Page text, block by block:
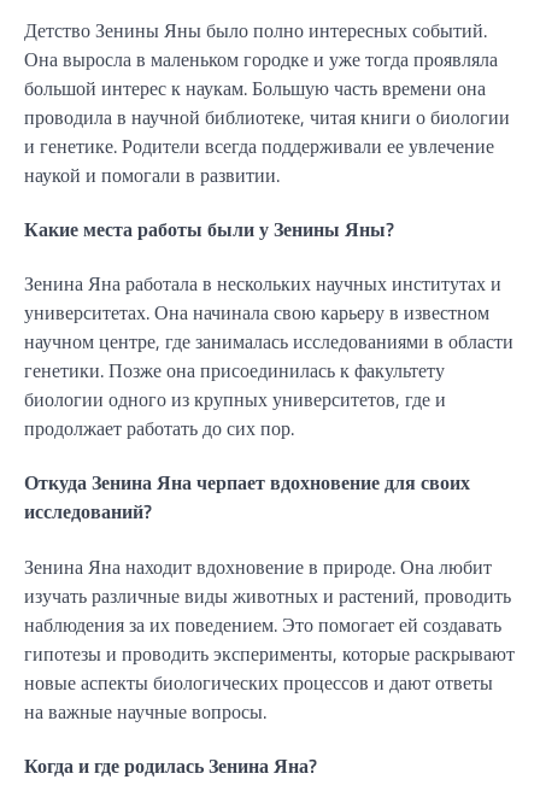
Детство Зенины Яны было полно интересных событий.
Она выросла в маленьком городке и уже тогда проявляла
большой интерес к наукам. Большую часть времени она
проводила в научной библиотеке, читая книги о биологии
и генетике. Родители всегда поддерживали ее увлечение
наукой и помогали в развитии.
Какие места работы были у Зенины Яны?
Зенина Яна работала в нескольких научных институтах и
университетах. Она начинала свою карьеру в известном
научном центре, где занималась исследованиями в области
генетики. Позже она присоединилась к факультету
биологии одного из крупных университетов, где и
продолжает работать до сих пор.
Откуда Зенина Яна черпает вдохновение для своих
исследований?
Зенина Яна находит вдохновение в природе. Она любит
изучать различные виды животных и растений, проводить
наблюдения за их поведением. Это помогает ей создавать
гипотезы и проводить эксперименты, которые раскрывают
новые аспекты биологических процессов и дают ответы
на важные научные вопросы.
Когда и где родилась Зенина Яна?